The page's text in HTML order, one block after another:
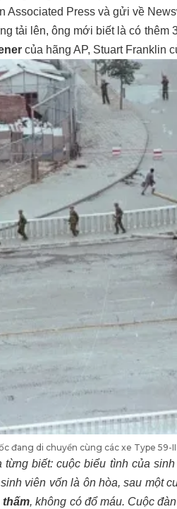
Associated Press và gửi về
tải lên, ông mới biết là có
của hãng AP, Stuart Franklin
đang di chuyển cùng các xe Type 59-
từng biết: cuộc biểu tình của
viên vốn là ôn hòa, sau một
thấm, không có đổ máu. Cuộc